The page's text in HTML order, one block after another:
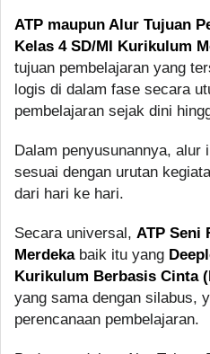
ATP maupun Alur Tujuan
Kelas 4 SD/MI Kurikulum
tujuan pembelajaran yang
logis di dalam fase secara
pembelajaran sejak dini
Dalam penyusunannya, alur
sesuai dengan urutan
dari hari ke hari.
Secara universal, ATP Seni
Merdekabaik itu yang
Kurikulum Berbasis Cinta
yang sama dengan silabus,
perencanaan pembelajaran.